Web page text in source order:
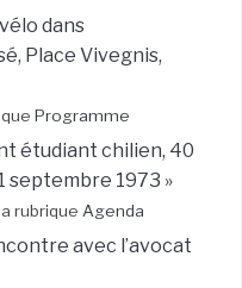
dans
Place Vivegnis,
Programme
étudiant chilien, 40
septembre 1973 »
rubrique Agenda
avec l’avocat